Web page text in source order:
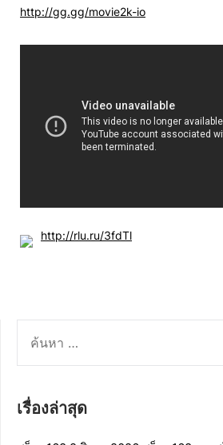
http://gg.gg/movie2k-io
http://rlu.ru/3fdTl
สำหรับ:
เรื่องล่าสุด